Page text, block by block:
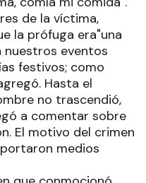
de la víctima,
la prófuga era"una
nuestros eventos
festivos; como
Hasta el
no trascendió,
a comentar sobre
El motivo del crimen
medios